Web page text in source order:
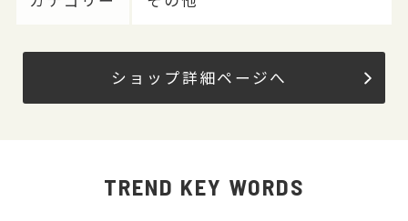
ショップ詳細ページへ
TREND KEY WORDS